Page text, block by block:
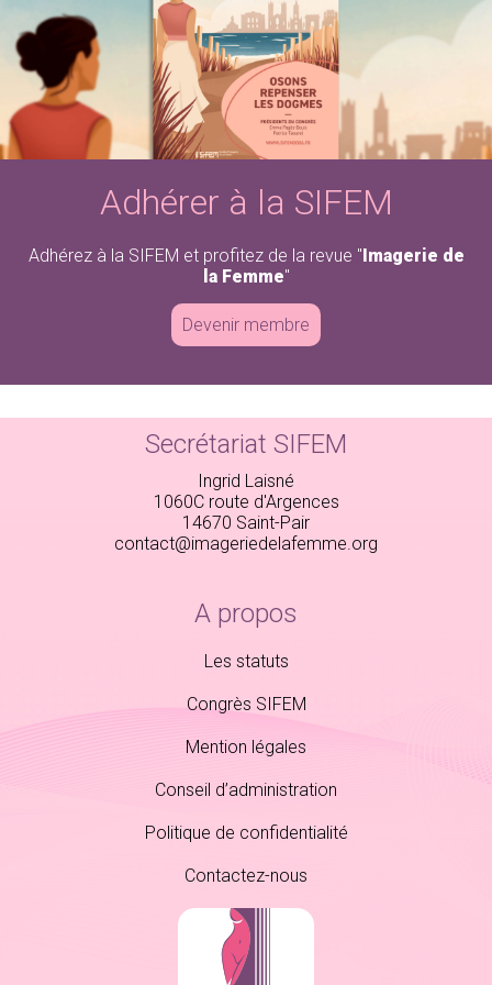
Adhérez à la SIFEM
Revue « Imagerie de la Femme »
Adhérer à la SIFEM
Adhérez à la SIFEM et profitez de la revue "Imagerie de
la Femme"
Devenir membre
Secrétariat SIFEM
Ingrid Laisné
1060C route d'Argences
14670 Saint-Pair
contact@imageriedelafemme.org
A propos
Les statuts
Congrès SIFEM
Mention légales
Conseil d’administration
Politique de confidentialité
Contactez-nous